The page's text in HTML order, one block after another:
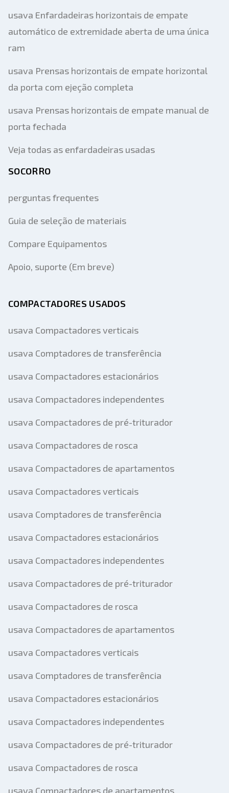
usava Enfardadeiras horizontais de empate
automático de extremidade aberta de uma única
ram
usava Prensas horizontais de empate horizontal
da porta com ejeção completa
usava Prensas horizontais de empate manual de
porta fechada
Veja todas as enfardadeiras usadas
SOCORRO
perguntas frequentes
Guia de seleção de materiais
Compare Equipamentos
Apoio, suporte (Em breve)
COMPACTADORES USADOS
usava Compactadores verticais
usava Comptadores de transferência
usava Compactadores estacionários
usava Compactadores independentes
usava Compactadores de pré-triturador
usava Compactadores de rosca
usava Compactadores de apartamentos
usava Compactadores verticais
usava Comptadores de transferência
usava Compactadores estacionários
usava Compactadores independentes
usava Compactadores de pré-triturador
usava Compactadores de rosca
usava Compactadores de apartamentos
usava Compactadores verticais
usava Comptadores de transferência
usava Compactadores estacionários
usava Compactadores independentes
usava Compactadores de pré-triturador
usava Compactadores de rosca
usava Compactadores de apartamentos